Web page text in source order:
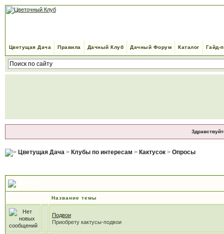
Цветущая Дача Правила Дачный Клуб Дачный Форум Каталог Гайд-
Цветущая Дача> Клубы по интересам > Кактусок> Опросы
Название темы
Подвои
Приобрету кактусы-подвои